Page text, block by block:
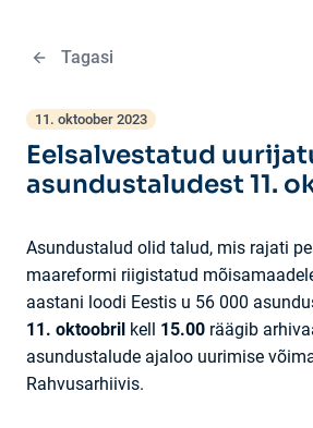
Tagasi
11. oktoober 2023
Eelsalvestatud
asundustaludest 11.
Asundustalud olid talud, mis rajati
maareformi riigistatud
aastani loodi Eestis u 56 000
11. oktoobril kell 15.00 räägib
asundustalude ajaloo uurimise
Rahvusarhiivis.